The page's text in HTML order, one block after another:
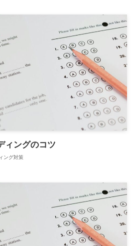
ィングのコツ
ング対策